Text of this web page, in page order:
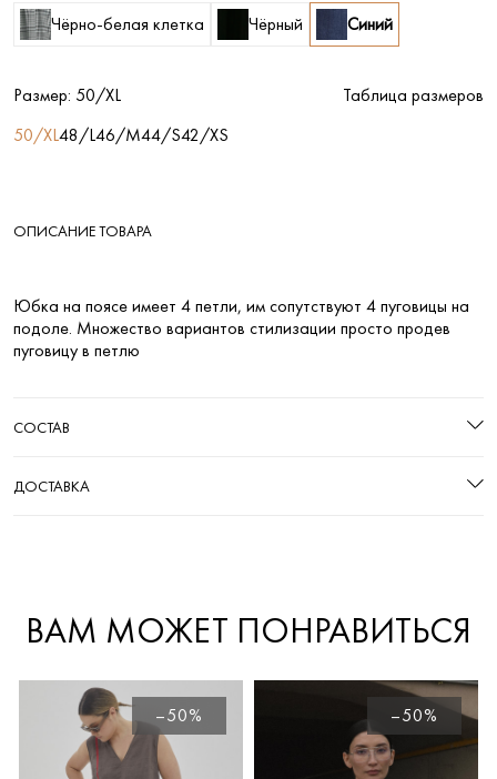
Чёрно-белая клетка Чёрный Синий
Размер: 50/XL
Таблица размеров
50/XL48/L46/M44/S42/XS
ОПИСАНИЕ ТОВАРА
Юбка на поясе имеет 4 петли, им сопутствуют 4 пуговицы на
подоле. Множество вариантов стилизации просто продев
пуговицу в петлю
СОСТАВ
ДОСТАВКА
ВАМ МОЖЕТ ПОНРАВИТЬСЯ
–50% –50%